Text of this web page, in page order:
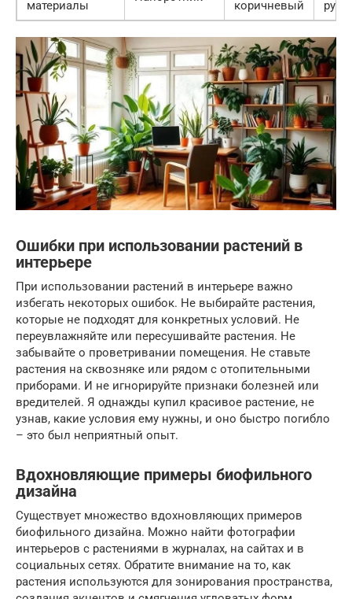
материалы
коричневый
Ошибки при использовании растений в
интерьере
При использовании растений в интерьере важно
избегать некоторых ошибок. Не выбирайте растения,
которые не подходят для конкретных условий. Не
переувлажняйте или пересушивайте растения. Не
забывайте о проветривании помещения. Не ставьте
растения на сквозняке или рядом с отопительными
приборами. И не игнорируйте признаки болезней или
вредителей. Я однажды купил красивое растение, не
узнав, какие условия ему нужны, и оно быстро погибло
– это был неприятный опыт.
Вдохновляющие примеры биофильного
дизайна
Существует множество вдохновляющих примеров
биофильного дизайна. Можно найти фотографии
интерьеров с растениями в журналах, на сайтах и в
социальных сетях. Обратите внимание на то, как
растения используются для зонирования пространства,